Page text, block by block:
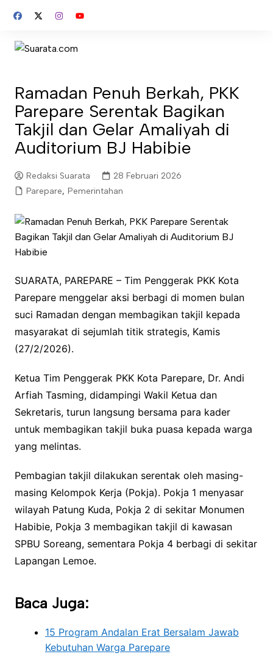
Ramadan Penuh Berkah, PKK
Parepare Serentak Bagikan
Takjil dan Gelar Amaliyah di
Auditorium BJ Habibie
Redaksi Suarata
28 Februari 2026
Parepare, Pemerintahan
SUARATA, PAREPARE – Tim Penggerak PKK Kota
Parepare menggelar aksi berbagi di momen bulan
suci Ramadan dengan membagikan takjil kepada
masyarakat di sejumlah titik strategis, Kamis
(27/2/2026).
Ketua Tim Penggerak PKK Kota Parepare, Dr. Andi
Arfiah Tasming, didampingi Wakil Ketua dan
Sekretaris, turun langsung bersama para kader
untuk membagikan takjil buka puasa kepada warga
yang melintas.
Pembagian takjil dilakukan serentak oleh masing-
masing Kelompok Kerja (Pokja). Pokja 1 menyasar
wilayah Patung Kuda, Pokja 2 di sekitar Monumen
Habibie, Pokja 3 membagikan takjil di kawasan
SPBU Soreang, sementara Pokja 4 berbagi di sekitar
Lapangan Lemoe.
Baca Juga:
15 Program Andalan Erat Bersalam Jawab
Kebutuhan Warga Parepare